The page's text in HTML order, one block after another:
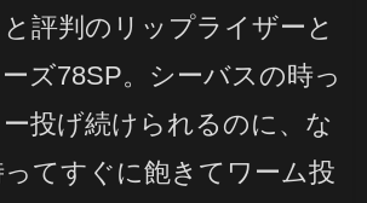
評判のリップライザーと
ズ78SP。シーバスの時っ
投げ続けられるのに、な
てすぐに飽きてワーム投